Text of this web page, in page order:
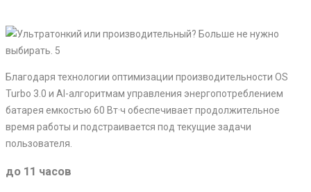
Благодаря технологии оптимизации производительности OS
Turbo 3.0 и AI-алгоритмам управления энергопотреблением
батарея емкостью 60 Вт·ч обеспечивает продолжительное
время работы и подстраивается под текущие задачи
пользователя.
до 11 часов